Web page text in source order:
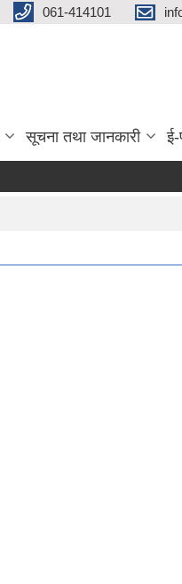
061-414101
सूचना तथा जानकारी ई-